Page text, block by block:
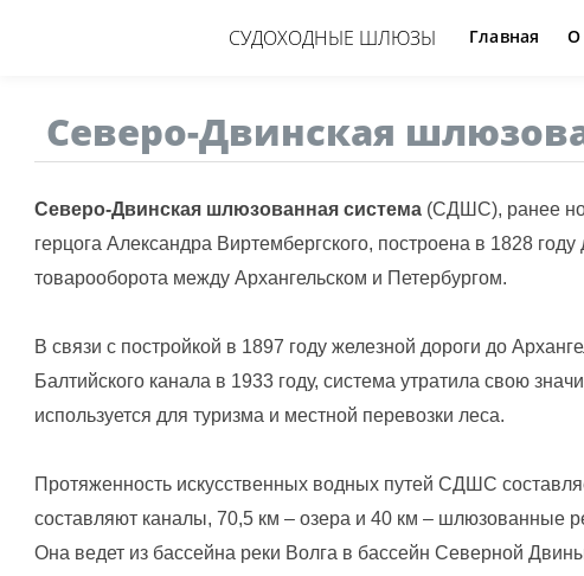
СУДОХОДНЫЕ ШЛЮЗЫ Главная О
Северо-Двинская
Северо-Двинская шлюзованная система (СДШС), ранее
герцога Александра Виртембергского, построена в 1828
товарооборота между Архангельском и Петербургом.
В связи с постройкой в 1897 году железной дороги до
Балтийского канала в 1933 году, система утратила свою
используется для туризма и местной перевозки леса.
Протяженность искусственных водных путей СДШС
составляют каналы, 70,5 км – озера и 40 км – шлюзованные
Она ведет из бассейна реки Волга в бассейн Северной